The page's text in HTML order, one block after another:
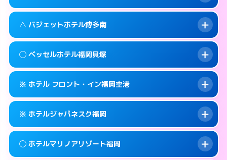
info このホテルの詳細ページを見る →
smartphone 092-846-8585
map 福岡市早良区百道浜1-3-70
info このホテルの詳細ページを見る →
案内方法:
女性が直接お部屋まで伺います。
smartphone 092-822-5001
map 福岡市早良区百道浜1-7-4
info このホテルの詳細ページを見る →
案内方法: 派遣できません。
smartphone 092-922-2131
map 筑紫野市湯町2-5-6
info このホテルの詳細ページを見る →
△ バジェットホテル博多南
案内方法:
状況により派遣できません。
smartphone 092-592-0033
map 春日市上白水8-152
info このホテルの詳細ページを見る →
◯ ベッセルホテル福岡貝塚
案内方法: 女性が直接お部屋まで伺います。
smartphone 092-642-0101
map 福岡市東区箱崎7-10-65
※ ホテル フロント・イン福岡空港
案内方法: カードキーにつきホテルの入り口で
待ち合わせ。
※ ホテルジャパネスク福岡
◯ ホテルマリノアリゾート福岡